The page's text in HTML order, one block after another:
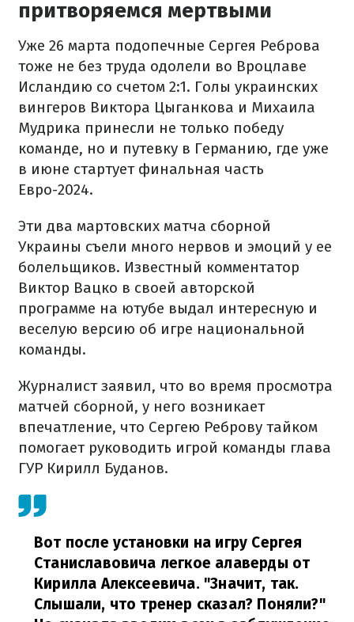
притворяемся мертвыми
Уже 26 марта подопечные Сергея Реброва
тоже не без труда одолели во Вроцлаве
Исландию со счетом 2:1. Голы украинских
вингеров Виктора Цыганкова и Михаила
Мудрика принесли не только победу
команде, но и путевку в Германию, где уже
в июне стартует финальная часть
Евро-2024.
Эти два мартовских матча сборной
Украины съели много нервов и эмоций у ее
болельщиков. Известный комментатор
Виктор Вацко в своей авторской
программе на ютубе выдал интересную и
веселую версию об игре национальной
команды.
Журналист заявил, что во время просмотра
матчей сборной, у него возникает
впечатление, что Сергею Реброву тайком
помогает руководить игрой команды глава
ГУР Кирилл Буданов.
Вот после установки на игру Сергея
Станиславовича легкое алаверды от
Кирилла Алексеевича. "Значит, так.
Слышали, что тренер сказал? Поняли?"